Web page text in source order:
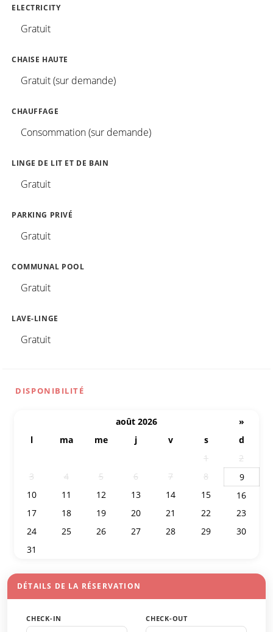
ELECTRICITY
Gratuit
CHAISE HAUTE
Gratuit (sur demande)
CHAUFFAGE
Consommation (sur demande)
LINGE DE LIT ET DE BAIN
Gratuit
PARKING PRIVÉ
Gratuit
COMMUNAL POOL
Gratuit
LAVE-LINGE
Gratuit
DISPONIBILITÉ
août 2026
»
l
ma me j v s
d
1
2
3
4 5 6 7 8
9
10
11 12 13 14 15
16
17
18 19 20 21 22
23
24
25 26 27 28 29
30
31
DÉTAILS DE LA RÉSERVATION
CHECK-IN CHECK-OUT